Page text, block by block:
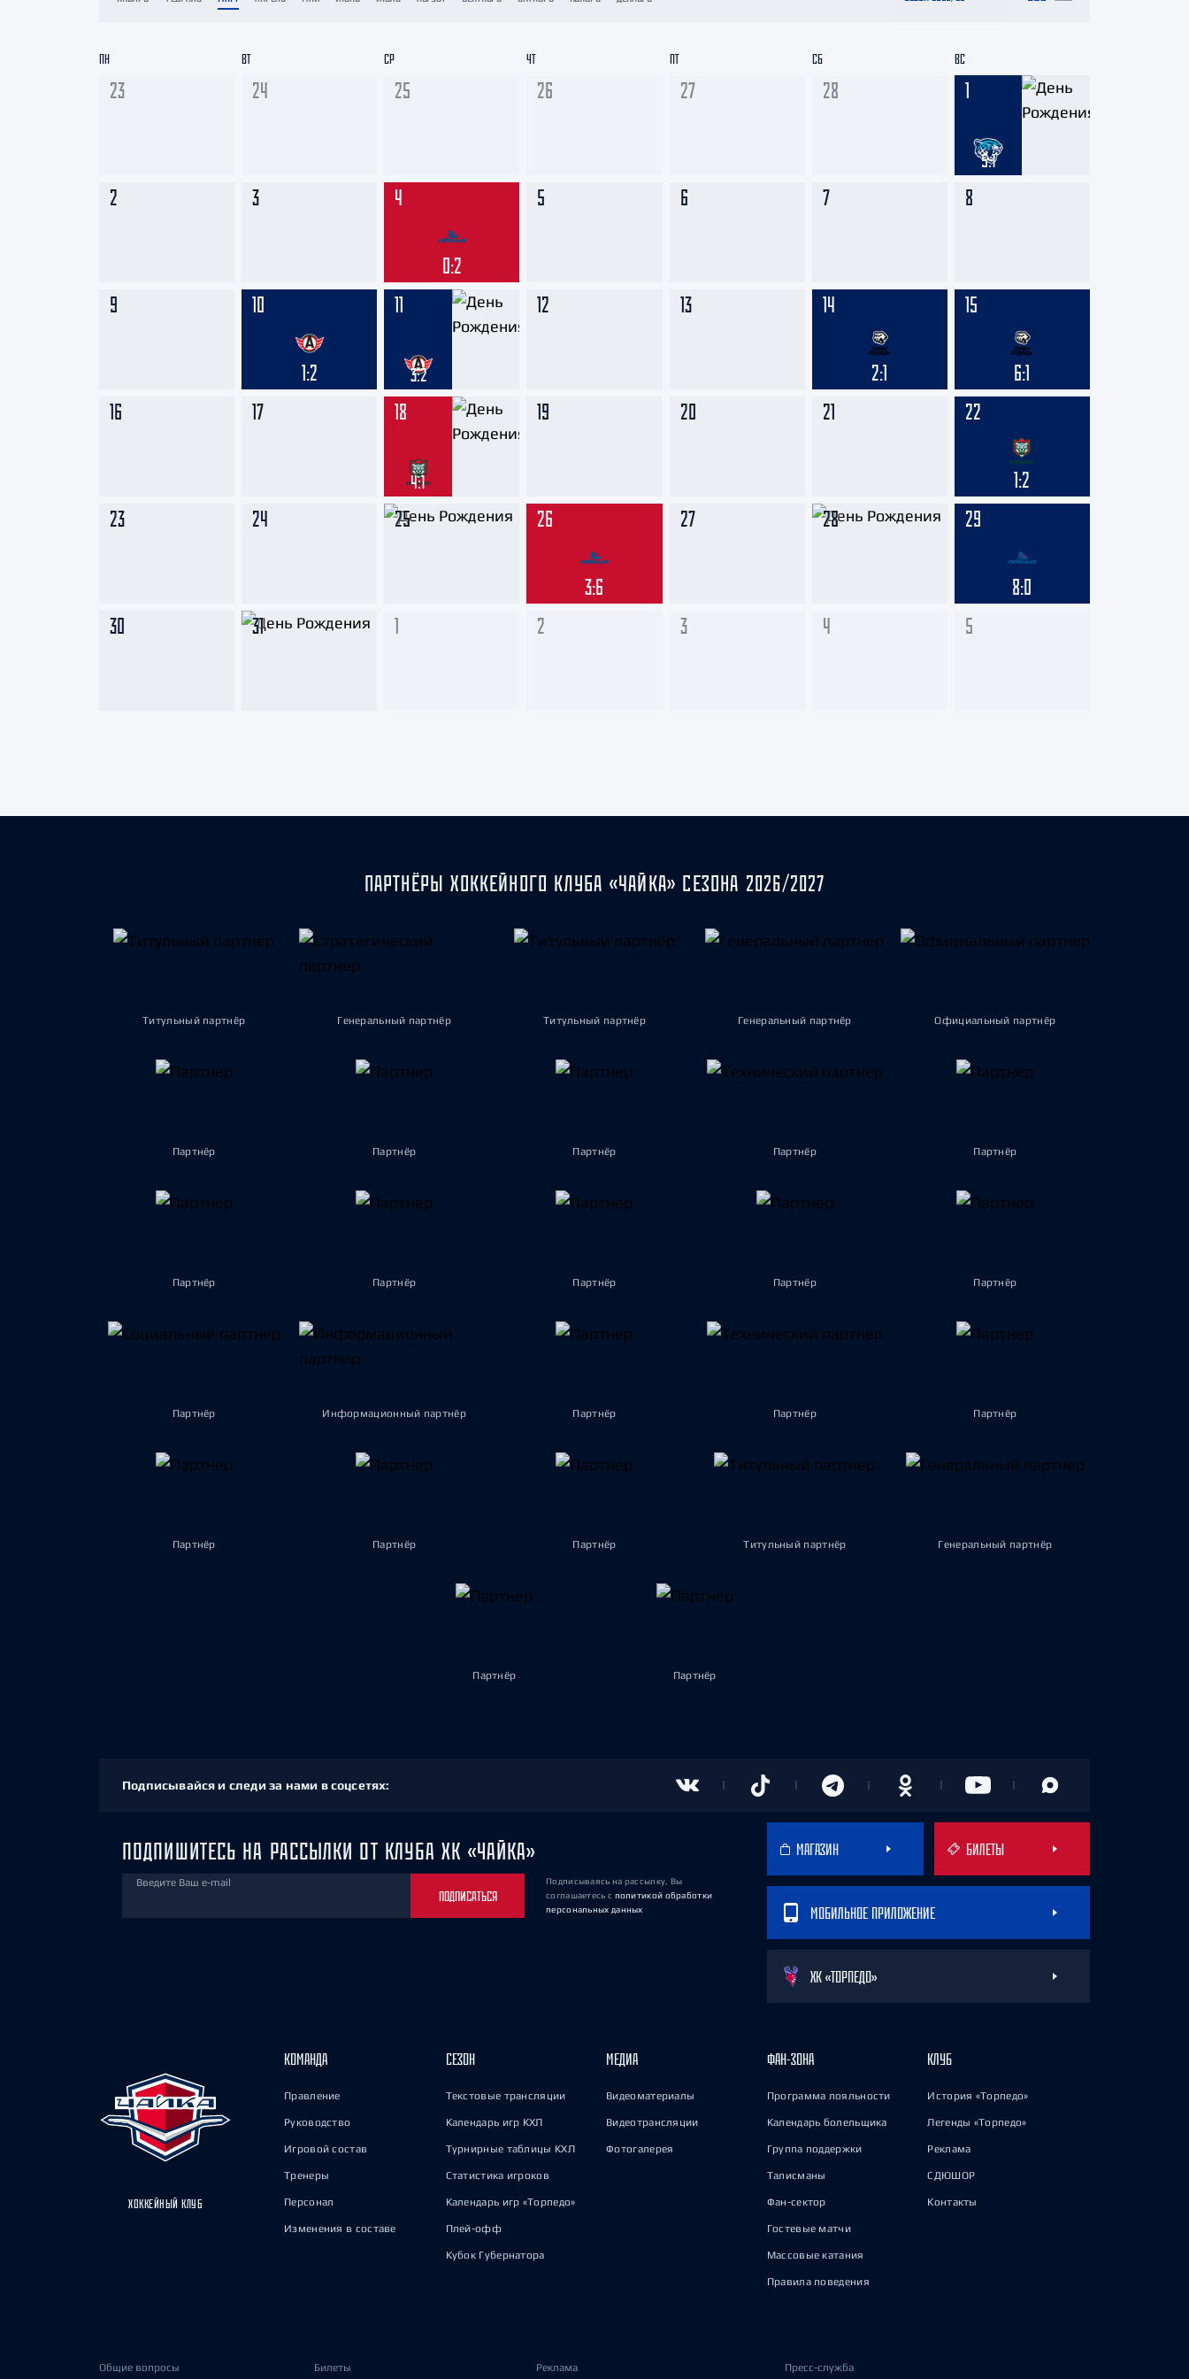
Локомотив
ЦСКА
Шанхайские Драконы
Салават Юлаев
23 24 25 26 27 28 1
5:1
2 3 4
0:2
5 6 7 8
9 10
1:2
11
3:2
12 13 14
2:1
15
6:1
16
17 18
4:1
19 20 21 22
1:2
23
24 25 26
3:6
27 28 29
8:0
30
31 1 2 3 4 5
ПН ВТ СР ЧТ ПТ СБ ВС
ПАРТНЁРЫ ХОККЕЙНОГО КЛУБА «ЧАЙКА» СЕЗОНА 2026/2027
Титульный партнёр Генеральный партнёр Титульный партнёр Генеральный партнёр Официальный партнёр
Партнёр Партнёр Партнёр Партнёр Партнёр
Партнёр Партнёр Партнёр Партнёр Партнёр
Партнёр Информационный партнёр Партнёр Партнёр Партнёр
Партнёр Партнёр Партнёр Титульный партнёр Генеральный партнёр
Партнёр Партнёр
Подписывайся и следи за нами в соцсетях:
ПОДПИШИТЕСЬ НА РАССЫЛКИ ОТ КЛУБА ХК «ЧАЙКА»
Введите Ваш e-mail
ПОДПИСАТЬСЯ
Подписываясь на рассылку, Вы
соглашаетесь с политикой обработки
персональных данных
МАГАЗИН БИЛЕТЫ
МОБИЛЬНОЕ ПРИЛОЖЕНИЕ
ХК «ТОРПЕДО»
ХОККЕЙНЫЙ КЛУБ
КОМАНДА
Правление
Руководство
Игровой состав
Тренеры
Персонал
Изменения в составе
СЕЗОН
Текстовые трансляции
Календарь игр КХЛ
Турнирные таблицы КХЛ
Статистика игроков
Календарь игр «Торпедо»
Плей-офф
Кубок Губернатора
МЕДИА
Видеоматериалы
Видеотрансляции
Фотогалерея
ФАН-ЗОНА
Программа лояльности
Календарь болельщика
Группа поддержки
Талисманы
Фан-сектор
Гостевые матчи
Массовые катания
Правила поведения
КЛУБ
История «Торпедо»
Легенды «Торпедо»
Реклама
СДЮШОР
Контакты
Общие вопросы Билеты Реклама Пресс-служба